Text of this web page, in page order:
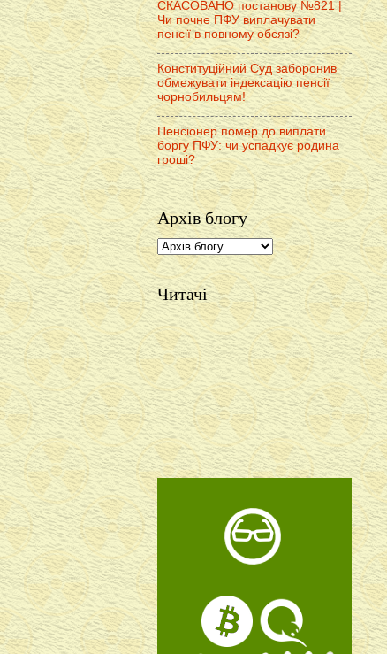
СКАСОВАНО постанову №821 |
Чи почне ПФУ виплачувати
пенсії в повному обсязі?
Конституційний Суд заборонив
обмежувати індексацію пенсії
чорнобильцям!
Пенсіонер помер до виплати
боргу ПФУ: чи успадкує родина
гроші?
Архів блогу
Читачі